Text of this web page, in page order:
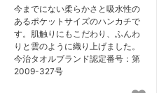
今までにない柔らかさと吸水性の
あるポケットサイズのハンカチで
す。肌触りにもこだわり、ふんわ
りと雲のように織り上げました。
今治タオルブランド認定番号：第
2009-327号